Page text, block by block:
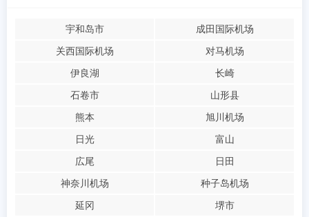
宇和岛市
成田国际机场
关西国际机场
对马机场
伊良湖
长崎
石卷市
山形县
熊本
旭川机场
日光
富山
広尾
日田
神奈川机场
种子岛机场
延冈
堺市